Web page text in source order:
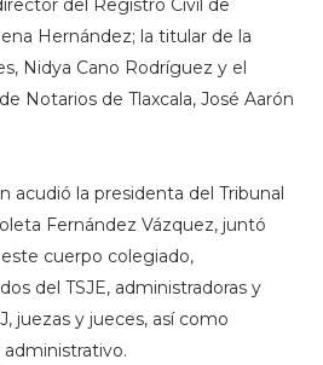
del Registro Civil de
Hernández; la titular de la
Nidya Cano Rodríguez y el
Notarios de Tlaxcala, José Aarón
acudió la presidenta del Tribunal
Fernández Vázquez, juntó
cuerpo colegiado,
del TSJE, administradoras y
juezas y jueces, así como
administrativo.